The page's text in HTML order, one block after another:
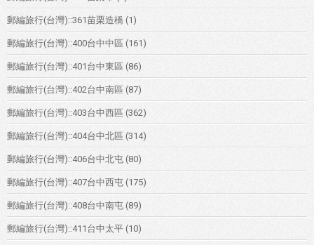
郵編旅行(台灣)::361苗栗造橋 (1)
郵編旅行(台灣)::400台中中區 (161)
郵編旅行(台灣)::401台中東區 (86)
郵編旅行(台灣)::402台中南區 (87)
郵編旅行(台灣)::403台中西區 (362)
郵編旅行(台灣)::404台中北區 (314)
郵編旅行(台灣)::406台中北屯 (80)
郵編旅行(台灣)::407台中西屯 (175)
郵編旅行(台灣)::408台中南屯 (89)
郵編旅行(台灣)::411台中太平 (10)